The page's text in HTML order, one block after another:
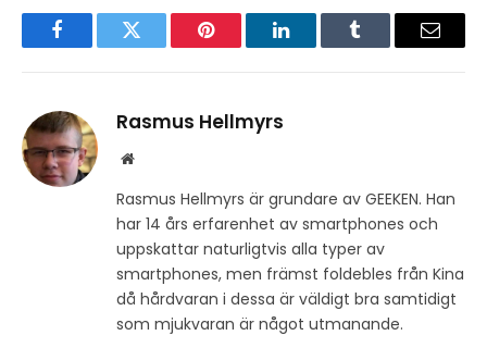
FacebookTwitter Pinterest LinkedInTumblr Email
Rasmus Hellmyrs
Website
Rasmus Hellmyrs är grundare av GEEKEN. Han
har 14 års erfarenhet av smartphones och
uppskattar naturligtvis alla typer av
smartphones, men främst foldebles från Kina
då hårdvaran i dessa är väldigt bra samtidigt
som mjukvaran är något utmanande.